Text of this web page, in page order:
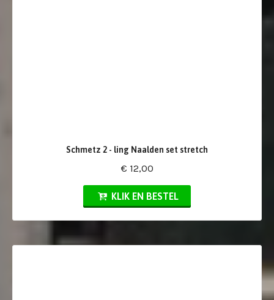
Schmetz 2 - ling Naalden set stretch
€ 12,00
KLIK EN BESTEL